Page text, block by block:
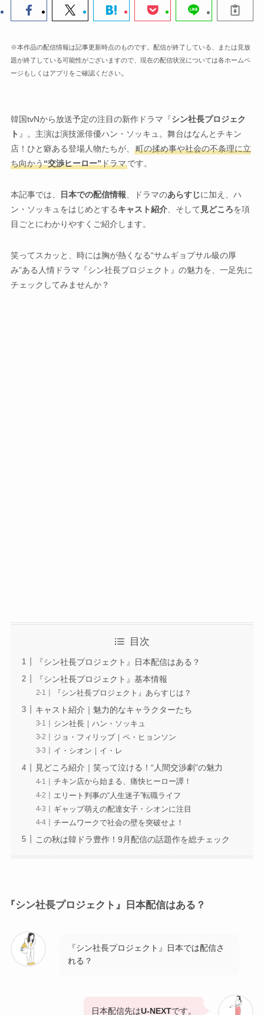
※本作品の配信情報は記事更新時点のものです。配信が終了している、または見放
題が終了している可能性がございますので、現在の配信状況については各ホームペ
ージもしくはアプリをご確認ください。
韓国tvNから放送予定の注目の新作ドラマ『シン社長プロジェク
ト 』。主演は演技派俳優ハン・ソッキュ。舞台はなんとチキン
店！ひと癖ある登場人物たちが、
町の揉め事や社会の不条理に立
ち向かう“交渉ヒーロー”ドラマです。
本記事では、 日本での配信情報 、ドラマのあらすじに加え、ハ
ン・ソッキュをはじめとするキャスト紹介、そして 見どころを項
目ごとにわかりやすくご紹介します。
笑ってスカッと、時には胸が熱くなる“サムギョプサル級の厚
み”ある人情ドラマ『シン社長プロジェクト』の魅力を、一足先に
チェックしてみませんか？
目次
『シン社長プロジェクト』日本配信はある？
『シン社長プロジェクト』基本情報
『シン社長プロジェクト』あらすじは？
キャスト紹介｜魅力的なキャラクターたち
シン社長｜ハン・ソッキュ
ジョ・フィリップ｜ペ・ヒョンソン
イ・シオン｜イ・レ
見どころ紹介｜笑って泣ける！“人間交渉劇”の魅力
チキン店から始まる、痛快ヒーロー譚！
エリート判事の“人生迷子”転職ライフ
ギャップ萌えの配達女子・シオンに注目
チームワークで社会の壁を突破せよ！
この秋は韓ドラ豊作！9月配信の話題作を総チェック
『シン社長プロジェクト』日本配信はある？
『シン社長プロジェクト』日本では配信さ
れる？
日本配信先はU-NEXTです。